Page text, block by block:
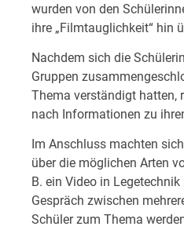
wurden von den
ihre „Filmtauglichkeit“ hin
Nachdem sich die
Gruppen
Thema verständigt hatten,
nach Informationen zu
Im Anschluss machten
über die möglichen Arten
B. ein Video in
Gespräch zwischen
Schüler zum Thema